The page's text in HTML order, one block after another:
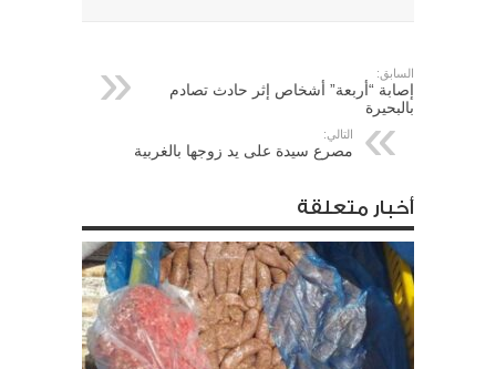
السابق:
إصابة “أربعة” أشخاص إثر حادث تصادم
بالبحيرة
التالي:
مصرع سيدة على يد زوجها بالغربية
أخبار متعلقة